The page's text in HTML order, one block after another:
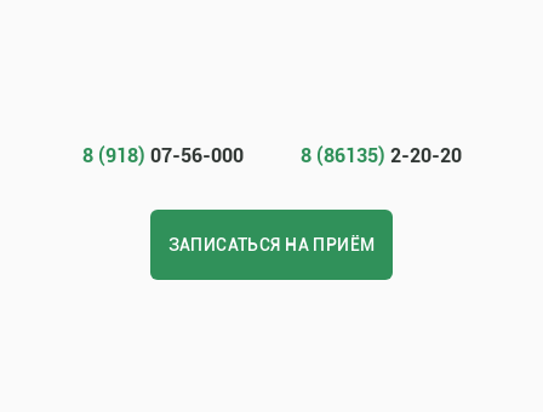
8 (918) 07-56-000 8 (86135) 2-20-20
ЗАПИСАТЬСЯ НА ПРИЁМ